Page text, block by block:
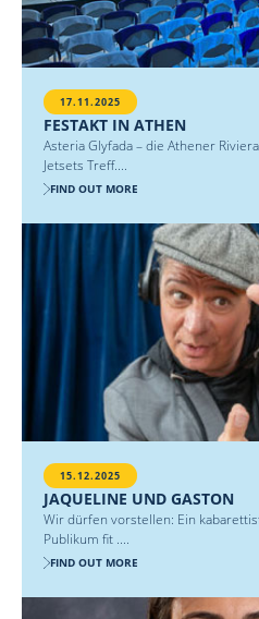
17.11.2025
FESTAKT IN ATHEN
Asteria Glyfada – die Athener
Jetsets Treff....
FIND OUT MORE
15.12.2025
JAQUELINE UND GASTON
Wir dürfen vorstellen: Ein
Publikum fit ....
FIND OUT MORE